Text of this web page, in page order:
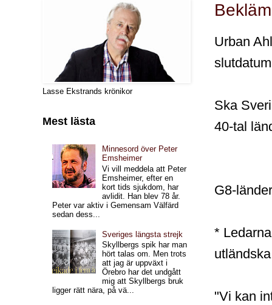
Urban
Ska
40-tal
G8-
*
"Vi kan
Lasse Ekstrands krönikor
Mest lästa
Minnesord över Peter
Emsheimer
Vi vill meddela att Peter
Emsheimer, efter en
kort tids sjukdom, har
avlidit. Han blev 78 år.
Peter var aktiv i Gemensam Välfärd
sedan dess...
Sveriges längsta strejk
Skyllbergs spik har man
hört talas om. Men trots
att jag är uppväxt i
Örebro har det undgått
mig att Skyllbergs bruk
ligger rätt nära, på vä...